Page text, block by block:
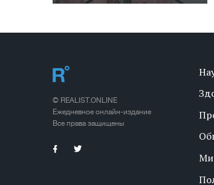
© REALIST.ONLINE
Ежедневное онлайн-издание
Все права защищены